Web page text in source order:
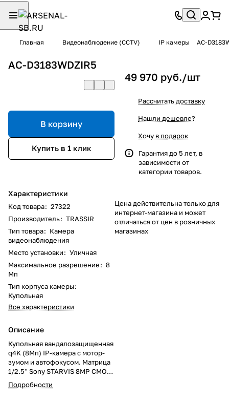
Главная Видеонаблюдение (CCTV) IP камеры AC-
AC-D3183WDZIR5
В корзину
Купить в 1 клик
Характеристики
Код товара: 27322
Производитель: TRASSIR
Тип товара: Камера
видеонаблюдения
Место установки: Уличная
Максимальное разрешение: 8
Мп
Тип корпуса камеры:
Купольная
Все характеристики
Описание
Купольная вандалозащищенная
q4K (8Мп) IP-камера с мотор-
зумом и автофокусом. Матрица
1/2.5'' Sony STARVIS 8MP CMOS,
чувствительность: 0.002 Лк
(F1.4) / 0 Лк (F1.4; ИК вкл.),
Подробности
49 970 руб./шт
Рассчитать доставку
Нашли дешевле?
Хочу в подарок
Гарантия до 5 лет, в
зависимости от
категории товаров.
Цена действительна только для
интернет-магазина и может
отличаться от цен в розничных
магазинах